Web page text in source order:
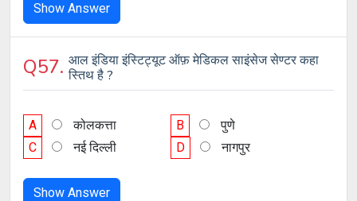
Show Answer
Q57.आल इंडिया इंस्टिट्यूट ऑफ़ मेडिकल साइंसेज सेण्टर कहा
स्तिथ है ?
A कोलकत्ता B
पुणे
C
नई दिल्ली D नागपुर
Show Answer